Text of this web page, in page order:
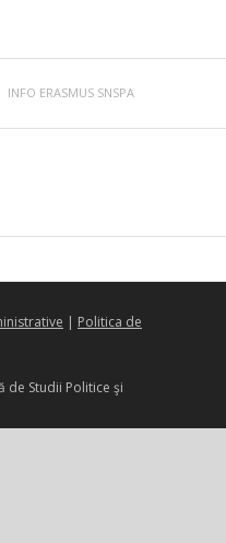
INFO ERASMUS SNSPA
| Politica de
de Studii Politice şi